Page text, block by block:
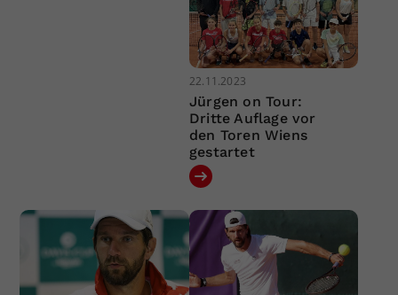
22.11.2023
Jürgen on Tour:
Dritte Auflage vor
den Toren Wiens
gestartet